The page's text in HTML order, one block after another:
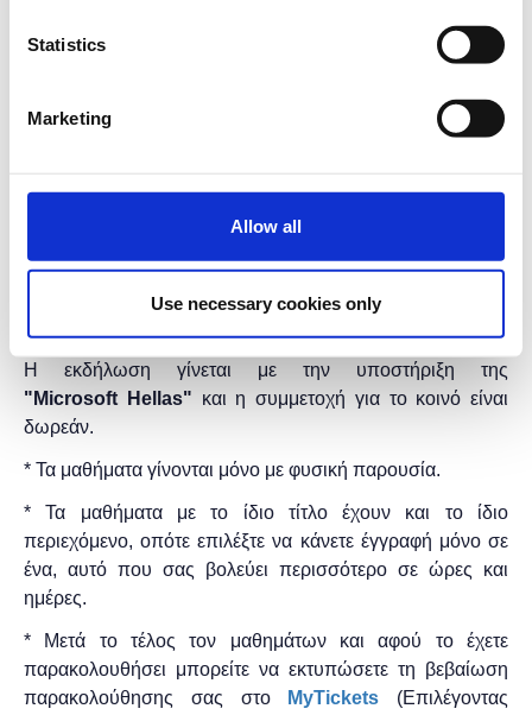
Statistics
Marketing
Allow all
Use necessary cookies only
Δημιουργία τάξης
Πρόσκληση μαθητών
Βαθμολογίες
Η εκδήλωση γίνεται με την υποστήριξη της
" Microsoft Hellas" και η συμμετοχή για το κοινό είναι
δωρεάν.
* Τα μαθήματα γίνονται μόνο με φυσική παρουσία.
* Τα μαθήματα με το ίδιο τίτλο έχουν και το ίδιο
περιεχόμενο, οπότε επιλέξτε να κάνετε έγγραφή μόνο σε
ένα, αυτό που σας βολεύει περισσότερο σε ώρες και
ημέρες.
* Μετά το τέλος τον μαθημάτων και αφού το έχετε
παρακολουθήσει μπορείτε να εκτυπώσετε τη βεβαίωση
παρακολούθησης ​σας στο
MyTickets (Επιλέγοντας